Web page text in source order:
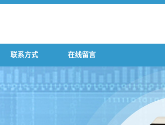
联系方式 在线留言